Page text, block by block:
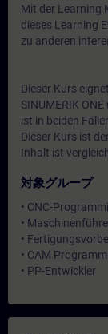
Mit der Learning
dieses Learning
zu anderen
Dieser Kurs
SINUMERIK
ist in beiden
Dieser Kurs ist
Inhalt ist
対象グループ
• CNC-
•
•
• CAM
• PP-Entwickler